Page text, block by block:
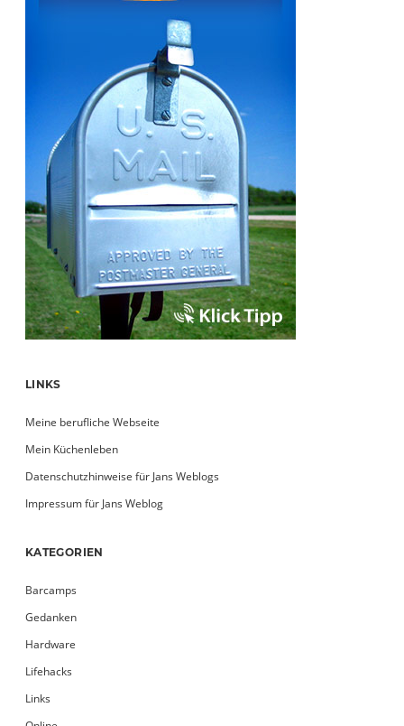
LINKS
Meine berufliche Webseite
Mein Küchenleben
Datenschutzhinweise für Jans Weblogs
Impressum für Jans Weblog
KATEGORIEN
Barcamps
Gedanken
Hardware
Lifehacks
Links